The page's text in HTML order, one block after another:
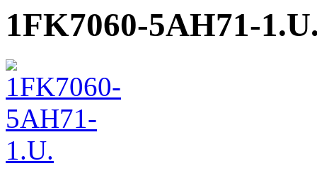
1FK7060-5AH71-